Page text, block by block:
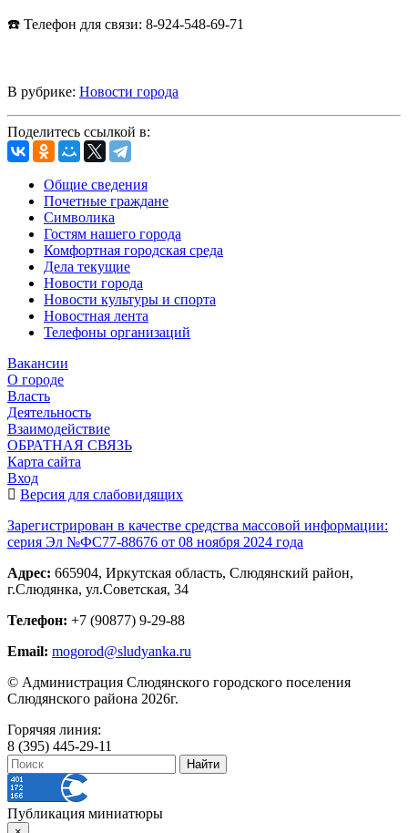
☎️ Телефон для связи: 8-924-548-69-71
В рубрике: Новости города
Поделитесь ссылкой в:
Общие сведения
Почетные граждане
Символика
Гостям нашего города
Комфортная городская среда
Дела текущие
Новости города
Новости культуры и спорта
Новостная лента
Телефоны организаций
Вакансии
О городе
Власть
Деятельность
Взаимодействие
ОБРАТНАЯ СВЯЗЬ
Карта сайта
Вход
Версия для слабовидящих
Зарегистрирован в качестве средства массовой информации:
серия Эл №ФС77-88676 от 08 ноября 2024 года
Адрес: 665904, Иркутская область, Слюдянский район,
г.Слюдянка, ул.Советская, 34
Телефон: +7 (90877) 9-29-88
Email: mogorod@sludyanka.ru
© Администрация Слюдянского городского поселения
Слюдянского района 2026г.
Горячяя линия:
8 (395) 445-29-11
Публикация миниатюры